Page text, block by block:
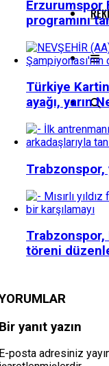
Erzurumspor
programını
Türkiye
ayağı, yarın
Trabzonspor,
Trabzonspor,
töreni
yanıt yazın
posta adresiniz